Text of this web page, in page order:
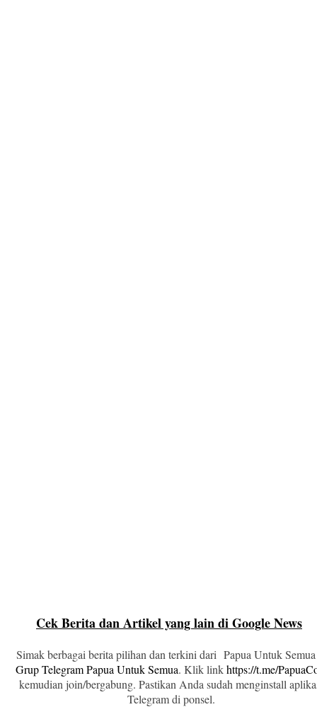
Cek Berita dan Artikel yang lain di Google News
Simak berbagai berita pilihan dan terkini dari Papua Untuk
Grup Telegram Papua Untuk Semua. Klik linkhttps://t.me/
kemudian join/bergabung. Pastikan Anda sudah menginstall
Telegram di ponsel.